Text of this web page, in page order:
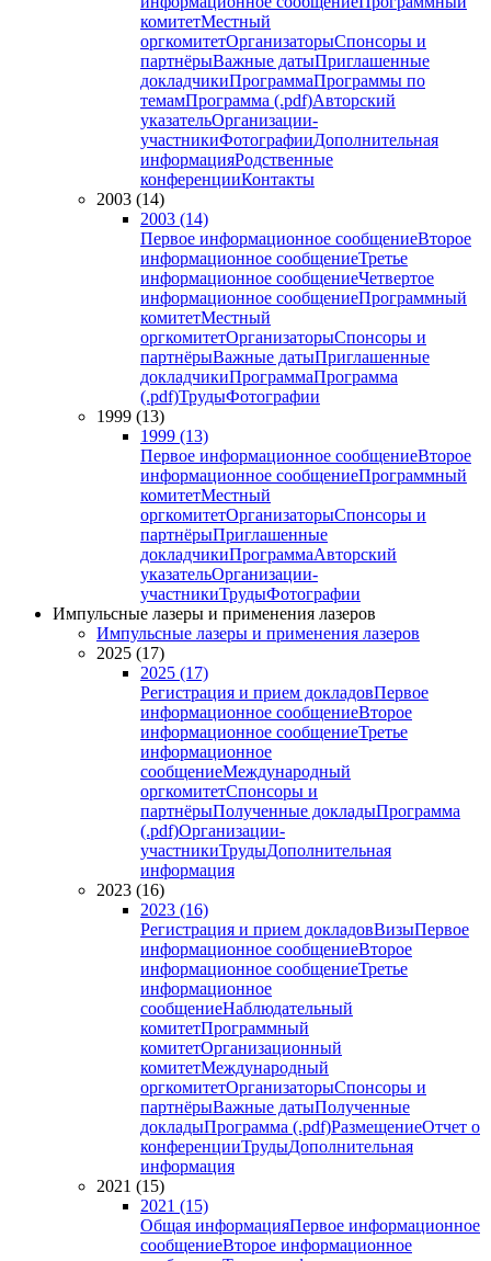
комитетМестный
оргкомитетОрганизаторыСпонсоры и
партнёрыВажные датыПриглашенные
докладчикиПрограммаПрограммы по
темамПрограмма (.pdf)Авторский
указательОрганизации-
участникиФотографииДополнительная
информацияРодственные
конференцииКонтакты
2003 (14)
2003 (14)
Первое информационное сообщениеВторое
информационное сообщениеТретье
информационное сообщениеЧетвертое
информационное сообщениеПрограммный
комитетМестный
оргкомитетОрганизаторыСпонсоры и
партнёрыВажные датыПриглашенные
докладчикиПрограммаПрограмма
(.pdf)ТрудыФотографии
1999 (13)
1999 (13)
Первое информационное сообщениеВторое
информационное сообщениеПрограммный
комитетМестный
оргкомитетОрганизаторыСпонсоры и
партнёрыПриглашенные
докладчикиПрограммаАвторский
указательОрганизации-
участникиТрудыФотографии
Импульсные лазеры и применения лазеров
Импульсные лазеры и применения лазеров
2025 (17)
2025 (17)
Регистрация и прием докладовПервое
информационное сообщениеВторое
информационное сообщениеТретье
информационное
сообщениеМеждународный
оргкомитетСпонсоры и
партнёрыПолученные докладыПрограмма
(.pdf)Организации-
участникиТрудыДополнительная
информация
2023 (16)
2023 (16)
Регистрация и прием докладовВизыПервое
информационное сообщениеВторое
информационное сообщениеТретье
информационное
сообщениеНаблюдательный
комитетПрограммный
комитетОрганизационный
комитетМеждународный
оргкомитетОрганизаторыСпонсоры и
партнёрыВажные датыПолученные
докладыПрограмма (.pdf)РазмещениеОтчет о
конференцииТрудыДополнительная
информация
2021 (15)
2021 (15)
Общая информацияПервое информационное
сообщениеВторое информационное